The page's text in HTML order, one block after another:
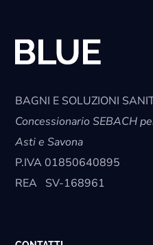
BAGNI E SOLUZIONI
Concessionario SEBACH
Asti e Savona
P.IVA01850640895
REA SV-168961